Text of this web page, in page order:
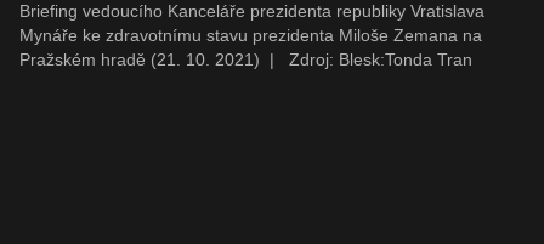
Briefing vedoucího Kanceláře prezidenta republiky Vratislava
Mynáře ke zdravotnímu stavu prezidenta Miloše Zemana na
Pražském hradě (21. 10. 2021)
| Zdroj: Blesk:Tonda Tran